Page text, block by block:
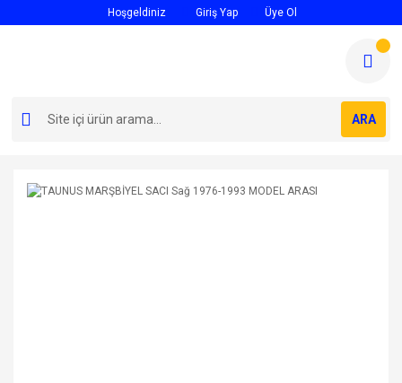
Hoşgeldiniz Giriş Yap Üye Ol
ARA